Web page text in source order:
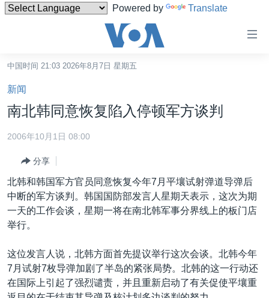
Powered by Translate
碍
链
接
跳
转
到
航
跳
到
港澳
国际
最新国际新闻
印太
中东
欧洲
非洲
分类新闻
经济·金融·贸易
人权·法律·宗教
科教·文娱·体健
军事
美中关系
热点专题
白宫要闻
国会报道
VOA视频
VOA今日焦点
中国时间 21:03 2026年8月7日 星期五
新闻
南北韩同意恢复陷入停顿军方谈判
2006年10月1日 08:00
分享
北韩和韩国军方官员同意恢复今年7月平壤试射弹道导弹后
中断的军方谈判。韩国国防部发言人星期天表示，这次为期
一天的工作会谈，星期一将在南北韩军事分界线上的板门店
举行。
这位发言人说，北韩方面首先提议举行这次会谈。北韩今年
7月试射7枚导弹加剧了半岛的紧张局势。北韩的这一行动还
在国际上引起了强烈谴责，并且重新启动了有关促使平壤重